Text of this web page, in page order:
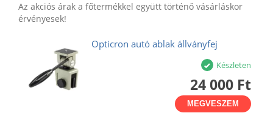
Az akciós árak a főtermékkel együtt történő vásárláskor
érvényesek!
Opticron autó ablak állványfej
Készleten
24 000 Ft
MEGVESZEM